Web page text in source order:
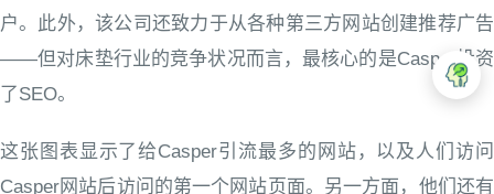
户。此外，该公司还致力于从各种第三方网站创建推荐广告
——但对床垫行业的竞争状况而言，最核心的是Casper投资
了SEO。
这张图表显示了给Casper引流最多的网站，以及人们访问
Casper网站后访问的第一个网站页面。另一方面，他们还有